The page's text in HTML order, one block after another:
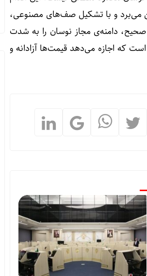
می‌برد و با تشکیل صف‌های مصنوعی،
دامنه‌ی مجاز نوسان را به شدت
که اجازه می‌دهد قیمت‌ها آزادانه و